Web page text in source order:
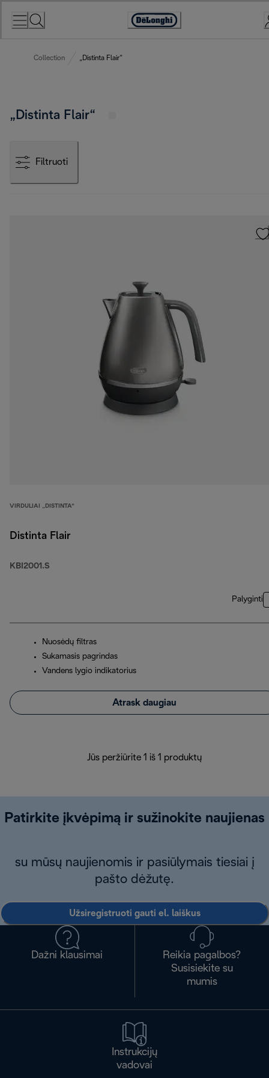
Accessibility
Collection „Distinta Flair“
„Distinta Flair“
Filtruoti
VIRDULIAI „DISTINTA“
Distinta Flair
KBI2001.S
Palyginti
Nuosėdų filtras
Sukamasis pagrindas
Vandens lygio indikatorius
Atrask daugiau
Jūs peržiūrite 1 iš 1 produktų
Patirkite įkvėpimą ir sužinokite naujienas
su mūsų naujienomis ir pasiūlymais tiesiai į
pašto dėžutę.
Užsiregistruoti gauti el. laiškus
Dažni klausimai
Reikia pagalbos?
Susisiekite su
mumis
Instrukcijų
vadovai